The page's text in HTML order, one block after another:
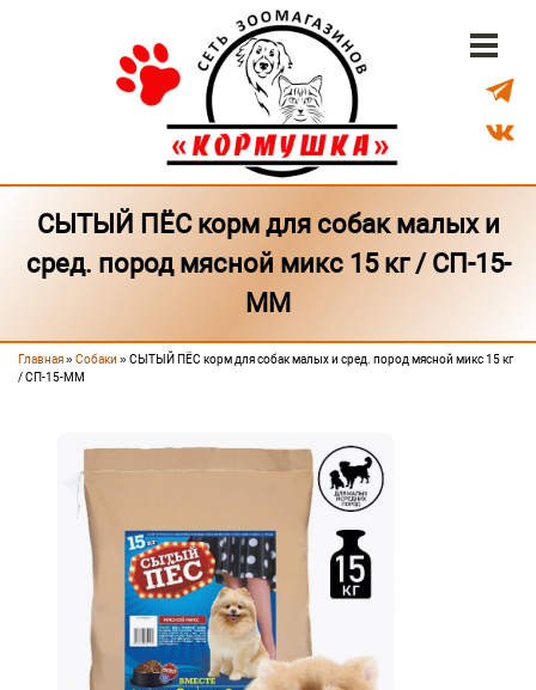
Перейти к основному содержанию
Бонусная система
Доставка
Наши магазины
СЫТЫЙ ПЁС корм для собак малых и
сред. пород мясной микс 15 кг / СП-15-
ММ
Вы здесь
Главная» Собаки » СЫТЫЙ ПЁС корм для собак малых и сред. пород мясной микс 15 кг
/ СП-15-ММ